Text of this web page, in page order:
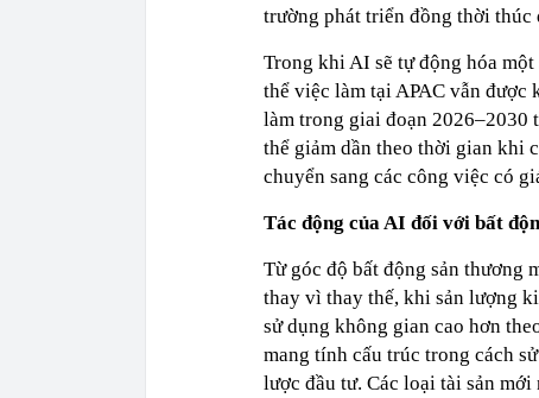
trường phát triển đồng thời thúc
Trong khi AI sẽ tự động hóa
thể việc làm tại APAC vẫn
làm trong giai đoạn 2026–2030
thể giảm dần theo thời gian khi
chuyển sang các công việc có
Tác động của AI đối với bất
Từ góc độ bất động sản thương
thay vì thay thế, khi sản lượng
sử dụng không gian cao hơn
mang tính cấu trúc trong cách
lược đầu tư. Các loại tài sản